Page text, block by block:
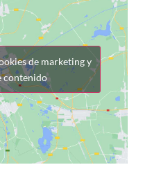
de marketing y
contenido